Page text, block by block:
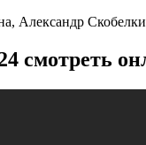
Александр
смотреть